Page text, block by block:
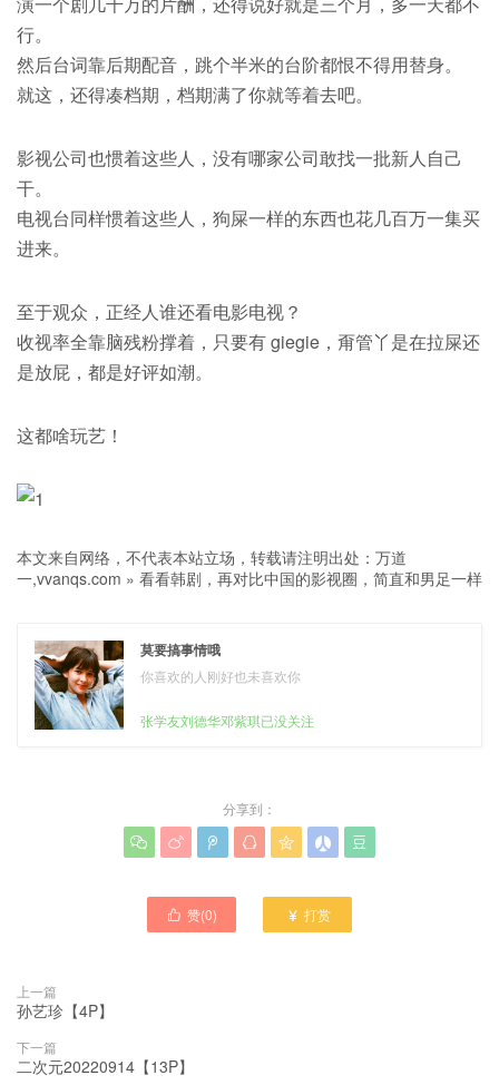
行。
然后台词靠后期配音，跳个半米的台阶都恨不得用替身。
就这，还得凑档期，档期满了你就等着去吧。
影视公司也惯着这些人，没有哪家公司敢找一批新人自己
干。
电视台同样惯着这些人，狗屎一样的东西也花几百万一集买
进来。
至于观众，正经人谁还看电影电视？
收视率全靠脑残粉撑着，只要有 giegie，甭管丫是在拉屎还
是放屁，都是好评如潮。
这都啥玩艺！
本文来自网络，不代表本站立场，转载请注明出处： 万道
一,vvanqs.com » 看看韩剧，再对比中国的影视圈，简直和男足一样
莫要搞事情哦
你喜欢的人刚好也未喜欢你
张学友刘德华邓紫琪已没关注
分享到：
      
 赞(0)  打赏
上一篇
孙艺珍【4P】
下一篇
二次元20220914【13P】